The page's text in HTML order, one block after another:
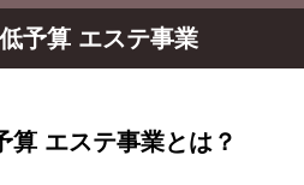
予算 エステ事業
算 エステ事業とは？